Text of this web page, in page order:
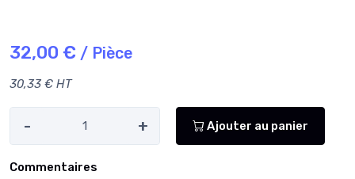
32,00 € / Pièce
30,33 € HT
- + Ajouter au panier
Commentaires